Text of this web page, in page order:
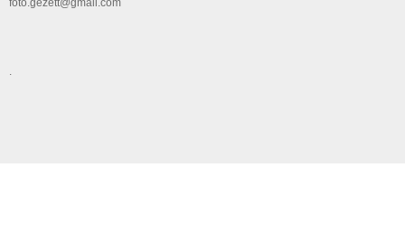
foto.gezett@gmail.com
.